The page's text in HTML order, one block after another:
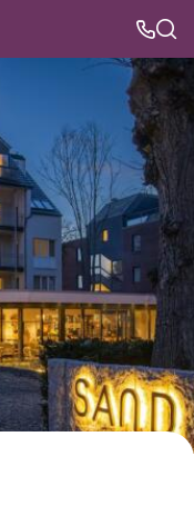
Auf der Karte anzeigen